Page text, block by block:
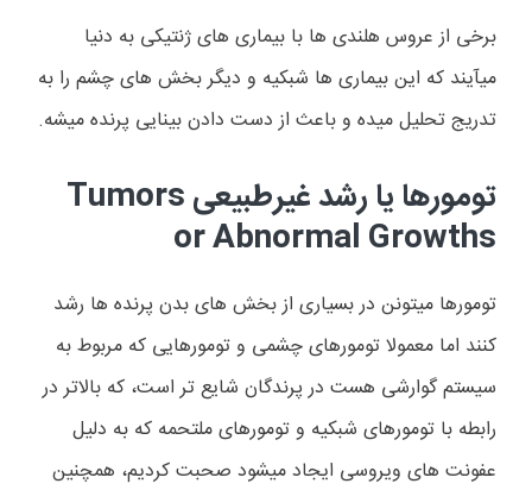
برخی از عروس هلندی ها با بیماری های ژنتیکی به دنیا
میآیند که این بیماری ها شبکیه و دیگر بخش های چشم را به
تدریج تحلیل میده و باعث از دست دادن بینایی پرنده میشه.
تومورها یا رشد غیرطبیعیTumors
or Abnormal Growths
تومورها میتونن در بسیاری از بخش های بدن پرنده ها رشد
کنند اما معمولا تومورهای چشمی و تومورهایی که مربوط به
سیستم گوارشی هست در پرندگان شایع تر است، که بالاتر در
رابطه با تومورهای شبکیه و تومورهای ملتحمه که به دلیل
عفونت های ویروسی ایجاد میشود صحبت کردیم، همچنین